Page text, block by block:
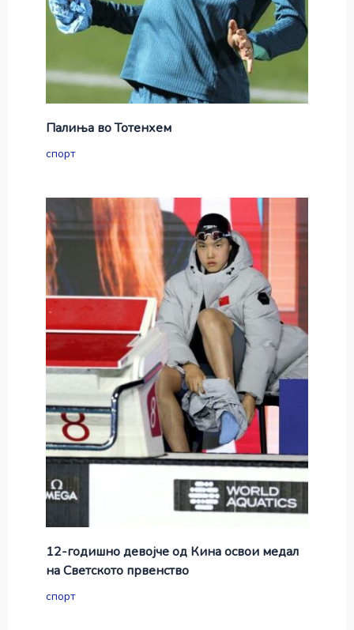
Палиња во Тотенхем
спорт
12-годишно девојче од Кина освои медал
на Светското првенство
спорт